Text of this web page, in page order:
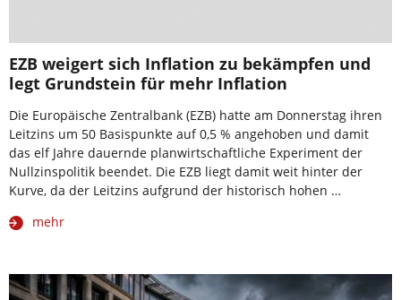
EZB weigert sich Inflation zu bekämpfen und
legt Grundstein für mehr Inflation
Die Europäische Zentralbank (EZB) hatte am Donnerstag ihren
Leitzins um 50 Basispunkte auf 0,5 % angehoben und damit
das elf Jahre dauernde planwirtschaftliche Experiment der
Nullzinspolitik beendet. Die EZB liegt damit weit hinter der
Kurve, da der Leitzins aufgrund der historisch hohen …
mehr